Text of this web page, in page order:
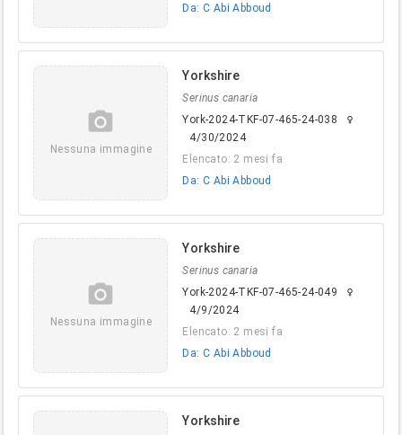
Da: C Abi Abboud
camera_alt
Nessuna immagine
Yorkshire
Serinus canaria
York-2024-TKF-07-465-24-038
female
4/30/2024
Elencato: 2 mesi fa
Da: C Abi Abboud
camera_alt
Nessuna immagine
Yorkshire
Serinus canaria
York-2024-TKF-07-465-24-049
female
4/9/2024
Elencato: 2 mesi fa
Da: C Abi Abboud
Yorkshire